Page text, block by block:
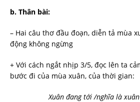
b. Thân bài:
– Hai câu thơ đầu đoạn, diễn tả mùa
động không ngừng
+ Với cách ngắt nhịp 3/5, đọc lên ta
bước đi của mùa xuân, của thời gian:
Xuân đang tới /nghĩa là